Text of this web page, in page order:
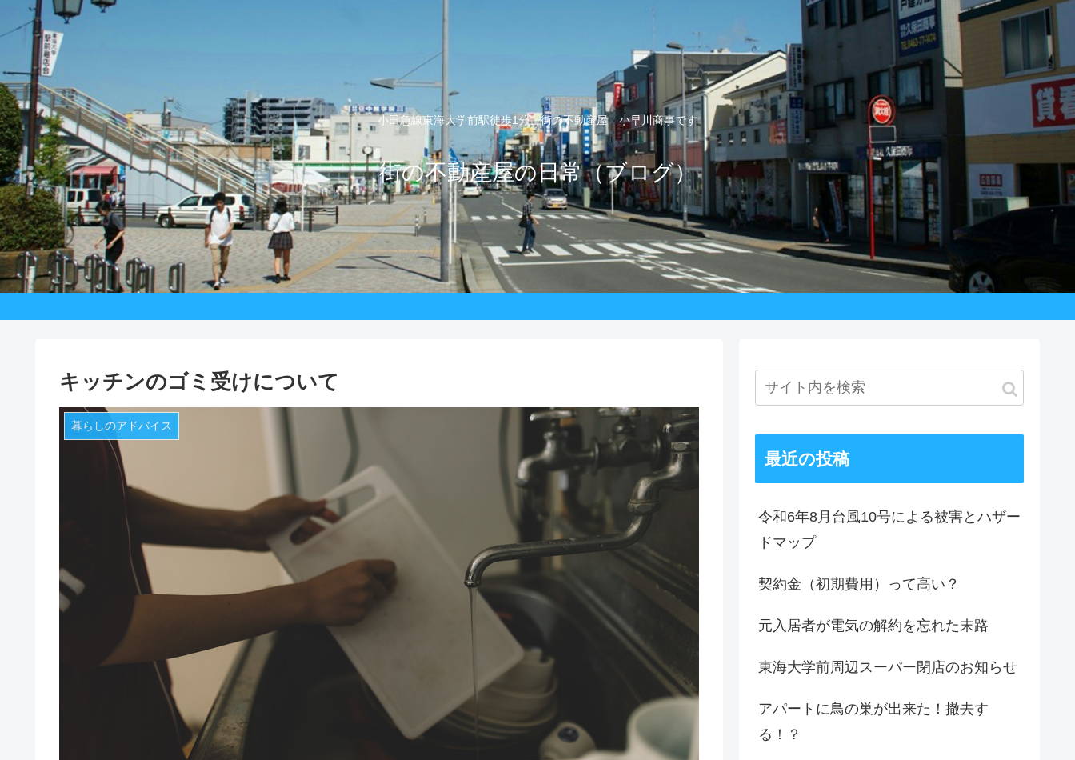
小田急線東海大学前駅徒歩1分 街の不動産屋 小早川商事です
街の不動産屋の日常（ブログ）
キッチンのゴミ受けについて
暮らしのアドバイス
最近の投稿
令和6年8月台風10号による被害とハザー
ドマップ
契約金（初期費用）って高い？
元入居者が電気の解約を忘れた末路
東海大学前周辺スーパー閉店のお知らせ
アパートに鳥の巣が出来た！撤去す
る！？